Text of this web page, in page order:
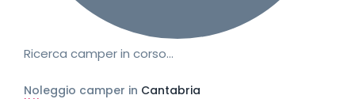
Ricerca camper in corso…
Noleggio camper in Cantabria